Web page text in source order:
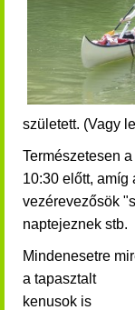
született. (Vagy
Természetesen
10:30 előtt, amíg
vezérevezősök
naptejeznek stb.
Mindenesetre
a tapasztalt
kenusok is